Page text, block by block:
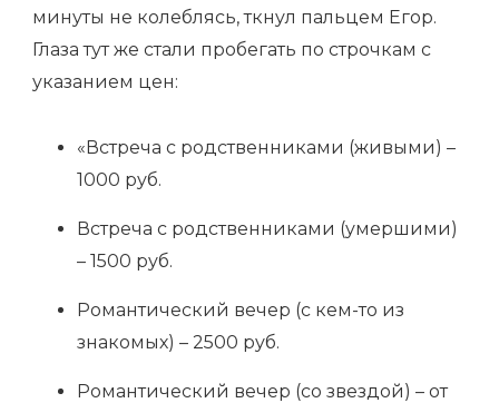
минуты не колеблясь, ткнул пальцем Егор.
Глаза тут же стали пробегать по строчкам с
указанием цен:
«Встреча с родственниками (живыми) –
1000 руб.
Встреча с родственниками (умершими)
– 1500 руб.
Романтический вечер (с кем-то из
знакомых) – 2500 руб.
Романтический вечер (со звездой) – от